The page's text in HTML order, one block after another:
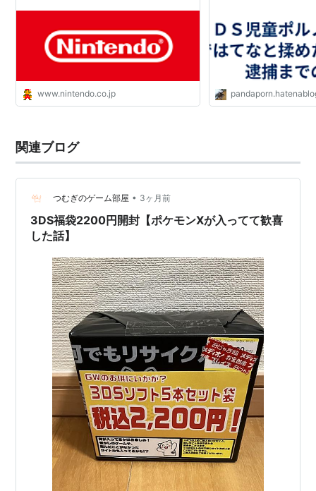
www.nintendo.co.jp
関連ブログ
つむぎのゲーム部屋 • 3ヶ月前
3DS福袋2200円開封【ポケモンXが入ってて歓喜
した話】